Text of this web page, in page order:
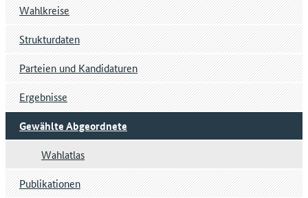
Wahlkreise
Strukturdaten
Parteien und Kandidaturen
Ergebnisse
Gewählte Abgeordnete
Wahlatlas
Publikationen